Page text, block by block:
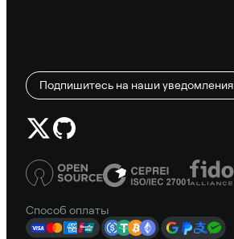
Подпишитесь на наши уведомления
Способ оплаты